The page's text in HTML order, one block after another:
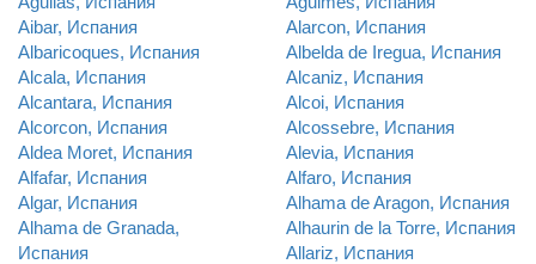
Aibar, Испания
Alarcon, Испания
Albaricoques, Испания
Albelda de Iregua, Испания
Alcala, Испания
Alcaniz, Испания
Alcantara, Испания
Alcoi, Испания
Alcorcon, Испания
Alcossebre, Испания
Aldea Moret, Испания
Alevia, Испания
Alfafar, Испания
Alfaro, Испания
Algar, Испания
Alhama de Aragon, Испания
Alhama de Granada,
Испания
Alhaurin de la Torre, Испания
Allariz, Испания